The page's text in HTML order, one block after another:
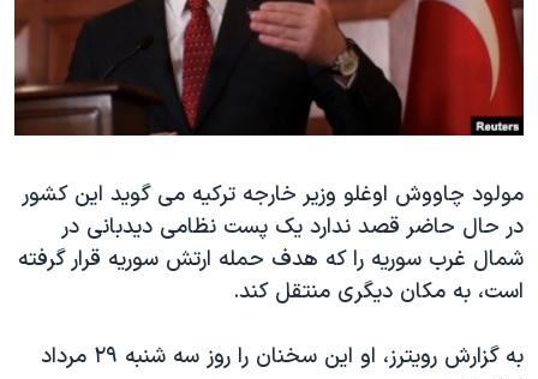
فرهنگ و زندگی
حقوق شهروندی
اسرائیل در جنگ
گالری عکس
آرشیو پخش زنده
مستندها
انتخابات ریاست جمهوری آمریکا ۲۰۲۴
حمله جمهوری اسلامی به اسرائیل
ورزش زنان در ایران
اعتراضات زن، زندگی، آزادی
مجموعه مستندهای دادخواهی
دادگاه حمید نوری
دنبال کنید
زبانهای مختلف
مولود چاووش اوغلو وزیر خارجه ترکیه می گوید این کشور
در حال حاضر قصد ندارد یک پست نظامی دیدبانی در
شمال غرب سوریه را که هدف حمله ارتش سوریه قرار گرفته
است، به مکان دیگری منتقل کند.
به گزارش رویترز، او این سخنان را روز سه شنبه ۲۹ مرداد